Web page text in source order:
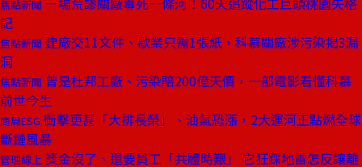
焦點新聞
記
焦點新聞 建廠交11文件、歇業只需1張紙，科慕關廠涉污染揭3漏
洞
焦點新聞 曾是杜邦工廠、污染賠200億天價，一部電影看懂科慕
前世今生
商周ESG 衝擊更甚「大排長榮」、油氣恐漲，2大運河正點燃全球
斷鏈風暴
管理線上 獎金沒了、還要員工「共體時艱」 它狂踩地雷怎反讓離